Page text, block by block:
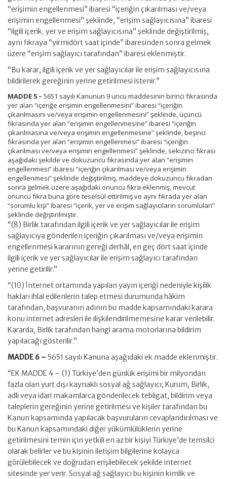
“erişimin engellenmesi” ibaresi “içeriğin çıkarılması ve/veya
erişimin engellenmesi” şeklinde, “erişim sağlayıcısına” ibaresi
“ilgili içerik, yer ve erişim sağlayıcısına” şeklinde değiştirilmiş,
aynı fıkraya “yirmidört saat içinde” ibaresinden sonra gelmek
üzere “erişim sağlayıcı tarafından” ibaresi eklenmiştir.
“Bu karar, ilgili içerik ve yer sağlayıcılar ile erişim sağlayıcısına
bildirilerek gereğinin yerine getirilmesi istenir.”
MADDE 5 – 5651 sayılı Kanunun 9 uncu maddesinin birinci fıkrasında
yer alan “içeriğe erişimin engellenmesini” ibaresi “içeriğin
çıkarılmasını ve/veya erişimin engellenmesini” şeklinde, üçüncü
fıkrasında yer alan “erişimin engellenmesine” ibaresi “içeriğin
çıkarılmasına ve/veya erişimin engellenmesine” şeklinde, beşinci
fıkrasında yer alan “erişimin engellenmesi” ibaresi “içeriğin
çıkarılması ve/veya erişimin engellenmesi” şeklinde, sekizinci fıkrası
aşağıdaki şekilde ve dokuzuncu fıkrasında yer alan “erişimin
engellenmesi” ibaresi “içeriğin çıkarılması ve/veya erişimin
engellenmesi” şeklinde değiştirilmiş, maddeye dokuzuncu fıkradan
sonra gelmek üzere aşağıdaki onuncu fıkra eklenmiş, mevcut
onuncu fıkra buna göre teselsül ettirilmiş ve aynı fıkrada yer alan
“sorumlu kişi” ibaresi “içerik, yer ve erişim sağlayıcıların sorumluları”
şeklinde değiştirilmiştir.
“(8) Birlik tarafından ilgili içerik ve yer sağlayıcılar ile erişim
sağlayıcıya gönderilen içeriğin çıkarılması ve/veya erişimin
engellenmesi kararının gereği derhâl, en geç dört saat içinde
ilgili içerik ve yer sağlayıcılar ile erişim sağlayıcı tarafından
yerine getirilir.”
“(10) İnternet ortamında yapılan yayın içeriği nedeniyle kişilik
hakları ihlal edilenlerin talep etmesi durumunda hâkim
tarafından, başvuranın adının bu madde kapsamındaki karara
konu internet adresleri ile ilişkilendirilmemesine karar verilebilir.
Kararda, Birlik tarafından hangi arama motorlarına bildirim
yapılacağı gösterilir.”
MADDE 6 – 5651 sayılı Kanuna aşağıdaki ek madde eklenmiştir.
“EK MADDE 4 – (1) Türkiye’den günlük erişimi bir milyondan
fazla olan yurt dışı kaynaklı sosyal ağ sağlayıcı; Kurum, Birlik,
adli veya idari makamlarca gönderilecek tebligat, bildirim veya
taleplerin gereğinin yerine getirilmesi ve kişiler tarafından bu
Kanun kapsamında yapılacak başvuruların cevaplandırılması ve
bu Kanun kapsamındaki diğer yükümlülüklerin yerine
getirilmesini temin için yetkili en az bir kişiyi Türkiye’de temsilci
olarak belirler ve bu kişinin iletişim bilgilerine kolayca
görülebilecek ve doğrudan erişilebilecek şekilde internet
sitesinde yer verir. Sosyal ağ sağlayıcı bu kişinin kimlik ve